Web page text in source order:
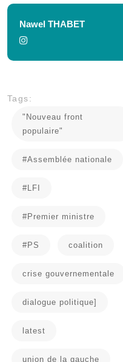
Nawel THABET
Tags:
"Nouveau front
populaire"
#Assemblée nationale
#LFI
#Premier ministre
#PS coalition
crise gouvernementale
dialogue politique]
latest
union de la gauche